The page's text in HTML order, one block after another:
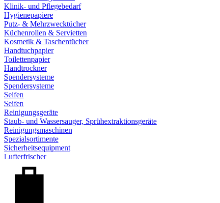
Klinik- und Pflegebedarf
Hygienepapiere
Putz- & Mehrzwecktücher
Küchenrollen & Servietten
Kosmetik & Taschentücher
Handtuchpapier
Toilettenpapier
Handtrockner
Spendersysteme
Spendersysteme
Seifen
Seifen
Reinigungsgeräte
Staub- und Wassersauger, Sprühextraktionsgeräte
Reinigungsmaschinen
Spezialsortimente
Sicherheitsequipment
Lufterfrischer